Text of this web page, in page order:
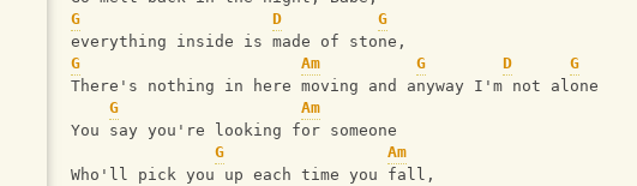
G
D
G
everything inside is made of stone,
G
Am G D
G
There's nothing in here moving and anyway I'm not alone
G
Am
You say you're looking for someone
G
Am
Who'll pick you up each time you fall,